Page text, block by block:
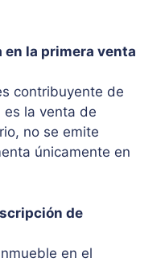
en la primera venta
contribuyente de
es la venta de
no se emite
únicamente en
de
en el